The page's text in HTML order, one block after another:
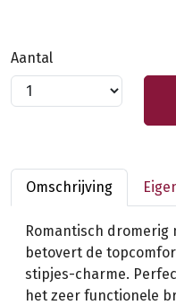
Aantal
Omschrijving
Romantisch dromerig
betovert de
stipjes-charme.
het zeer functionele